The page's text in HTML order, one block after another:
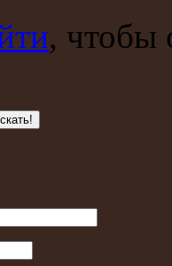
, чтобы